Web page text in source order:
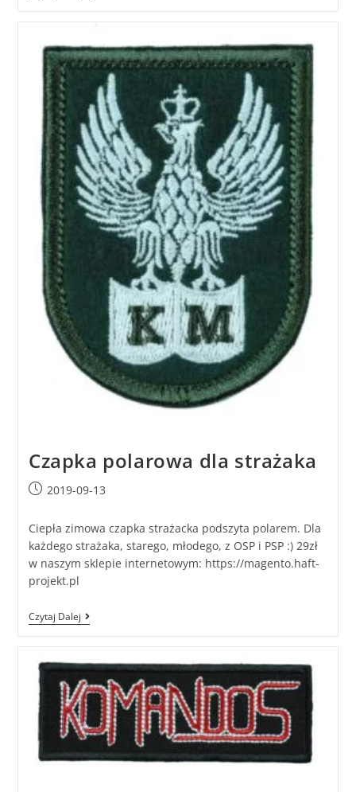
Czapka polarowa dla strażaka
2019-09-13
Ciepła zimowa czapka strażacka podszyta polarem. Dla
każdego strażaka, starego, młodego, z OSP i PSP :) 29zł
w naszym sklepie internetowym: https://magento.haft-
projekt.pl
Czytaj Dalej